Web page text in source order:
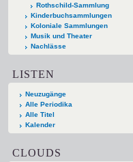
Rothschild-Sammlung
Kinderbuchsammlungen
Koloniale Sammlungen
Musik und Theater
Nachlässe
LISTEN
Neuzugänge
Alle Periodika
Alle Titel
Kalender
CLOUDS